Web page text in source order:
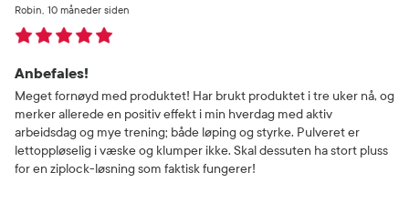
Anbefales!
10 måneder siden
Robin
Meget fornøyd med produktet! Har brukt produktet i tre uker nå, og
merker allerede en positiv effekt i min hverdag med aktiv
arbeidsdag og mye trening; både løping og styrke. Pulveret er
lettoppløselig i væske og klumper ikke. Skal dessuten ha stort pluss
for en ziplock-løsning som faktisk fungerer!